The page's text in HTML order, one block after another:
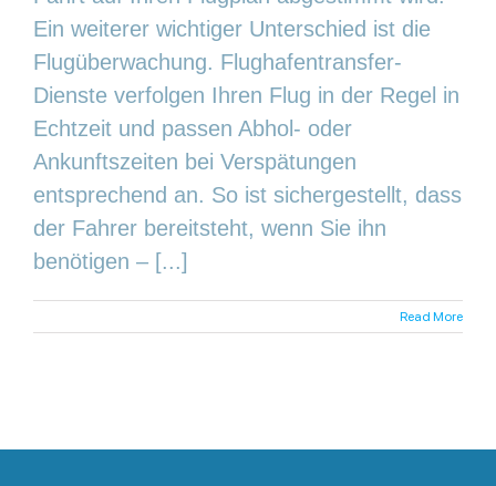
Ein weiterer wichtiger Unterschied ist die
Flugüberwachung. Flughafentransfer-
Dienste verfolgen Ihren Flug in der Regel in
Echtzeit und passen Abhol- oder
Ankunftszeiten bei Verspätungen
entsprechend an. So ist sichergestellt, dass
der Fahrer bereitsteht, wenn Sie ihn
benötigen – [...]
Read More